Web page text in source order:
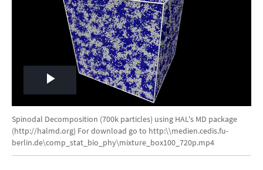
Play
Video
Spinodal Decomposition (700k particles) using HAL's MD package
(http://halmd.org) For download go to http:\\medien.cedis.fu-
berlin.de\comp_stat_bio_phy\mixture_box100_720p.mp4